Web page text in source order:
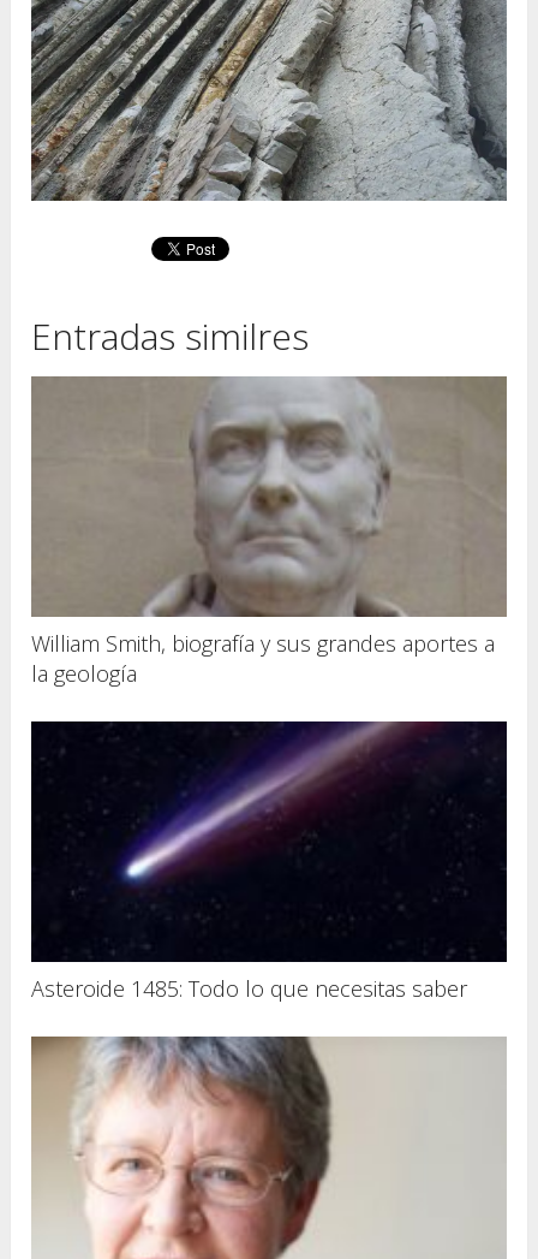
Entradas similres
William Smith, biografía y sus grandes aportes a
la geología
Asteroide 1485: Todo lo que necesitas saber